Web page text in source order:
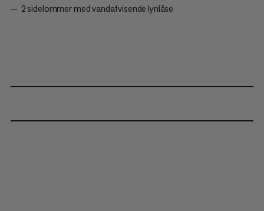
2 sidelommer med vandafvisende lynlåse